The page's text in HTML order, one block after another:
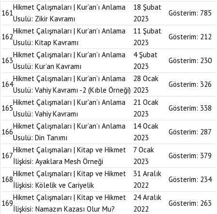
161
Hikmet Çalışmaları | Kur’an’ı Anlama
Usulü: Zikir Kavramı
18 Şubat
2023
Gösterim: 785
162
Hikmet Çalışmaları | Kur’an’ı Anlama
Usulü: Kitap Kavramı
11 Şubat
2023
Gösterim: 212
163
Hikmet Çalışmaları | Kur’an’ı Anlama
Usulü: Kur’an Kavramı
4 Şubat
2023
Gösterim: 230
164
Hikmet Çalışmaları | Kur’an’ı Anlama
Usulü: Vahiy Kavramı -2 (Kıble Örneği)
28 Ocak
2023
Gösterim: 326
165
Hikmet Çalışmaları | Kur’an’ı Anlama
Usulü: Vahiy Kavramı
21 Ocak
2023
Gösterim: 338
166
Hikmet Çalışmaları | Kur’an’ı Anlama
Usulü: Din Tanımı
14 Ocak
2023
Gösterim: 287
167
Hikmet Çalışmaları | Kitap ve Hikmet
İlişkisi: Ayaklara Mesh Örneği
7 Ocak
2023
Gösterim: 379
168
Hikmet Çalışmaları | Kitap ve Hikmet
İlişkisi: Kölelik ve Cariyelik
31 Aralık
2022
Gösterim: 234
169
Hikmet Çalışmaları | Kitap ve Hikmet
İlişkisi: Namazın Kazası Olur Mu?
24 Aralık
2022
Gösterim: 263